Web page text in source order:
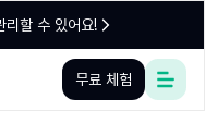
리할 수 있어요!
무료 체험